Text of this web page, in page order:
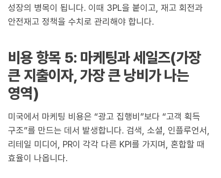
성장의 병목이 됩니다. 이때 3PL을 붙이고, 재고 회전과
안전재고 정책을 수치로 관리해야 합니다.
비용 항목 5: 마케팅과 세일즈(가장
큰 지출이자, 가장 큰 낭비가 나는
영역)
미국에서 마케팅 비용은 “광고 집행비”보다 “고객 획득
구조”를 만드는 데서 발생합니다. 검색, 소셜, 인플루언서,
리테일 미디어, PR이 각각 다른 KPI를 가지며, 혼합할 때
효율이 나옵니다.